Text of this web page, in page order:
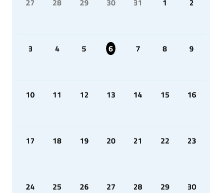
3 4 5 6 7 8 9
10 11 12 13 14 15 16
17 18 19 20 21 22 23
24 25 26 27 28 29 30